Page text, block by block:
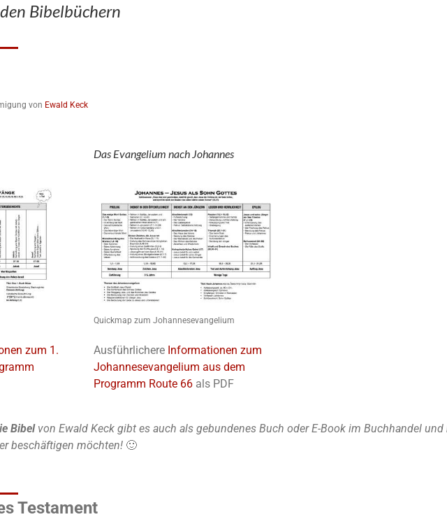
Bibelbüchern
von Ewald Keck
zum 1.
Das Evangelium nach Johannes
Quickmap zum Johannesevangelium
Ausführlichere Informationen zum
Johannesevangelium aus dem
Programm Route 66 als PDF
Bibel von Ewald Keck gibt es auch als gebundenes Buch oder E-Book im Buchhandel
beschäftigen möchten! 🙂
Testament